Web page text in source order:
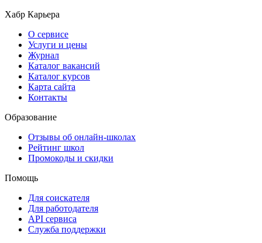
Хабр Карьера
О сервисе
Услуги и цены
Журнал
Каталог вакансий
Каталог курсов
Карта сайта
Контакты
Образование
Отзывы об онлайн-школах
Рейтинг школ
Промокоды и скидки
Помощь
Для соискателя
Для работодателя
API сервиса
Служба поддержки